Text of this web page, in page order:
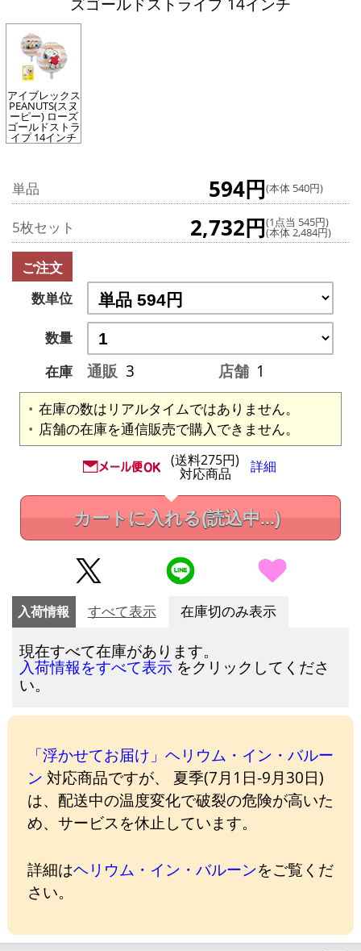
アイブレックス
PEANUTS(スヌ
ーピー) ローズ
ゴールドストラ
イプ 14インチ
単品 594円(本体 540円)
5枚セット 2,732円(1点当 545円)
(本体 2,484円)
ご注文
数単位
数量
在庫
通販 3 店舗 1
在庫の数はリアルタイムではありません。
店舗の在庫を通信販売で購入できません。
(送料275円)
対応商品 詳細
カートに入れる(読込中...)
入荷情報 すべて表示 在庫切のみ表示
現在すべて在庫があります。
入荷情報をすべて表示 をクリックしてくださ
い。
「浮かせてお届け」ヘリウム・イン・バルー
ン 対応商品ですが、 夏季(7月1日-9月30日)
は、配送中の温度変化で破裂の危険が高いた
め、サービスを休止しています。
詳細はヘリウム・イン・バルーンをご覧くだ
さい。